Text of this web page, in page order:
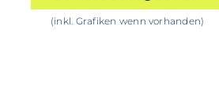
(inkl. Grafiken wenn vorhanden)